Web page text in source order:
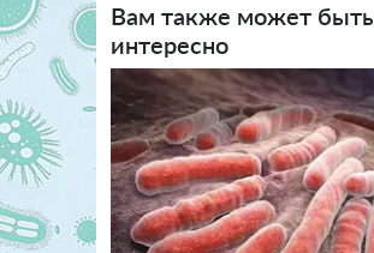
Вам также может быть
интересно